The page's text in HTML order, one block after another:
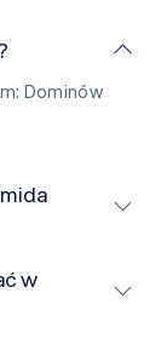
Dominów
w